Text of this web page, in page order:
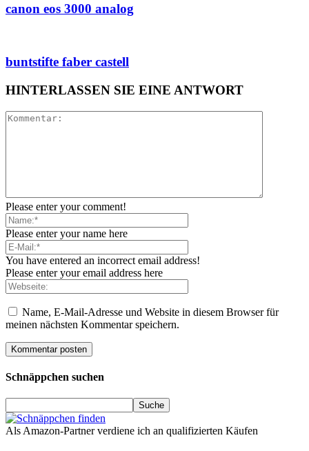
canon eos 3000 analog
buntstifte faber castell
HINTERLASSEN SIE EINE ANTWORT
Please enter your comment!
Please enter your name here
You have entered an incorrect email address!
Please enter your email address here
Name, E-Mail-Adresse und Website in diesem Browser für
meinen nächsten Kommentar speichern.
Schnäppchen suchen
Als Amazon-Partner verdiene ich an qualifizierten Käufen